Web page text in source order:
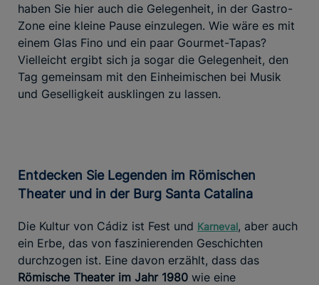
haben Sie hier auch die Gelegenheit, in der Gastro-
Zone eine kleine Pause einzulegen. Wie wäre es mit
einem Glas Fino und ein paar Gourmet-Tapas?
Vielleicht ergibt sich ja sogar die Gelegenheit, den
Tag gemeinsam mit den Einheimischen bei Musik
und Geselligkeit ausklingen zu lassen.
Entdecken Sie Legenden im Römischen
Theater und in der Burg Santa Catalina
Die Kultur von Cádiz ist Fest und Karneval, aber auch
ein Erbe, das von faszinierenden Geschichten
durchzogen ist. Eine davon erzählt, dass das
Römische Theater im Jahr 1980 wie eine